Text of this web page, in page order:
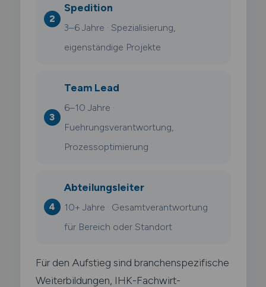
Spedition
3–6 Jahre · Spezialisierung,
eigenständige Projekte
Team Lead
6–10 Jahre ·
Fuehrungsverantwortung,
Prozessoptimierung
Abteilungsleiter
10+ Jahre · Gesamtverantwortung
für Bereich oder Standort
Für den Aufstieg sind branchenspezifische
Weiterbildungen, IHK-Fachwirt-